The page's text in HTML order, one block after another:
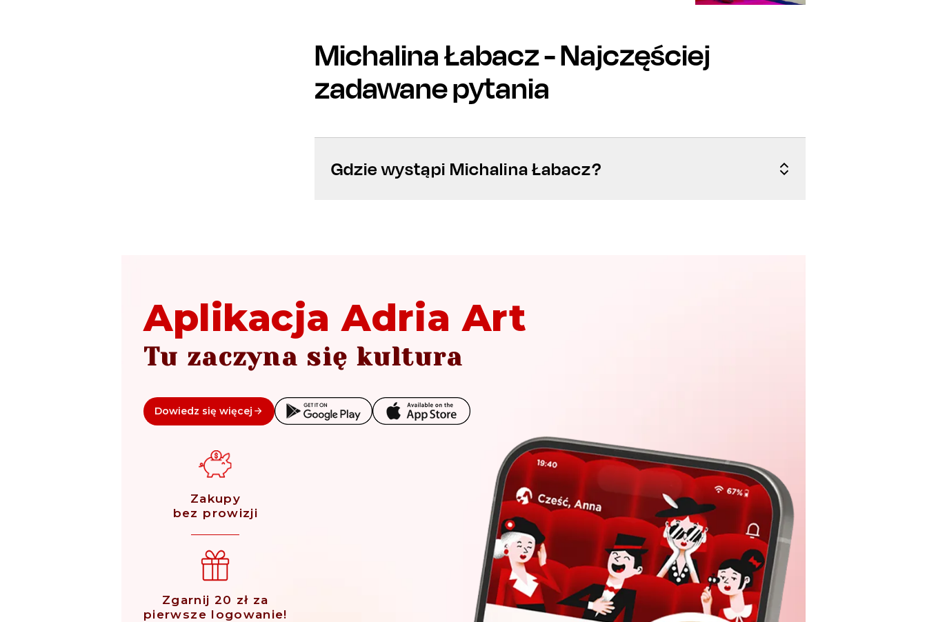
Michalina Łabacz- Najczęściej
zadawane pytania
Gdzie wystąpi Michalina Łabacz?
Aplikacja Adria Art
Tu zaczyna się kultura
Dowiedz się więcej
Zakupy
bez prowizji
Zgarnij 20 zł za
pierwsze logowanie!